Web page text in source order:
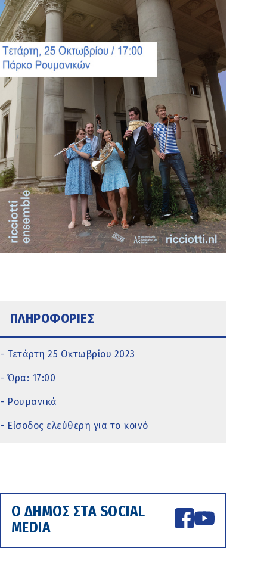
ΠΛΗΡΟΦΟΡΙΕΣ
- Τετάρτη 25 Οκτωβρίου 2023
- Ώρα: 17:00
- Ρουμανικά
- Είσοδος ελεύθερη για το κοινό
Ο ΔΗΜΟΣ ΣΤΑ SOCIAL
MEDIA